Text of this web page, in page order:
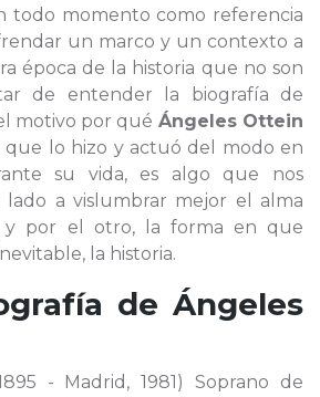
todo momento como referencia
un marco y un contexto a
época de la historia que no son
de entender la biografía de
motivo por qué Ángeles Ottein
que lo hizo y actuó del modo en
su vida, es algo que nos
a vislumbrar mejor el alma
y por el otro, la forma en que
la historia.
de Ángeles
- Madrid, 1981) Soprano de